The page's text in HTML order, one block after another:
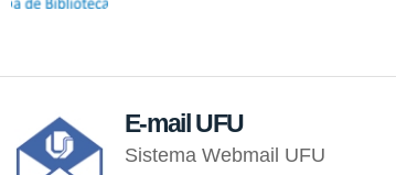
E-mail UFU
Sistema Webmail UFU